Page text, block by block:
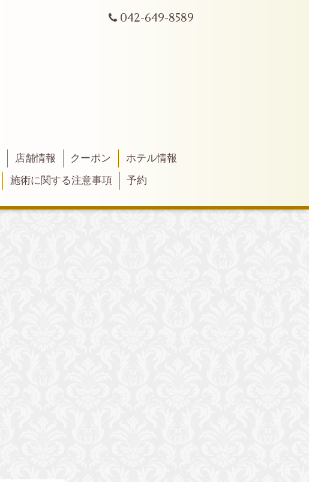
042-649-8589
店舗情報 クーポン
ホテル情報
施術に関する注意事項 予約